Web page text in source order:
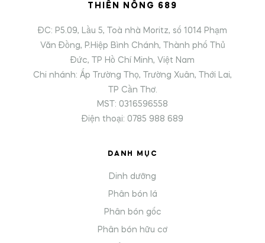
THIÊN NÔNG 689
ĐC: P5.09, Lầu 5, Toà nhà Moritz, số 1014 Phạm
Văn Đồng, P.Hiệp Bình Chánh, Thành phố Thủ
Đức, TP Hồ Chí Minh, Việt Nam
Chi nhánh: Ấp Trường Thọ, Trường Xuân, Thới Lai,
TP Cần Thơ.
MST: 0316596558
Điện thoại: 0785 988 689
DANH MỤC
Dinh dưỡng
Phân bón lá
Phân bón gốc
Phân bón hữu cơ